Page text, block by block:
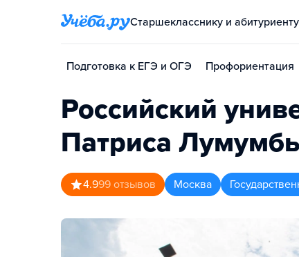
Старшекласснику и абитуриенту
Подготовка к ЕГЭ и ОГЭ Профориентация
Российский
Патриса
4.999 отзывов Москва